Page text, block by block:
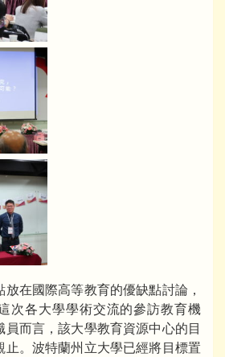
在國際高等教育的優缺點討論，
次各大學學術交流的參訪教育機
員而言，該大學教育資源中心的目
止。波特蘭州立大學已經將目標置